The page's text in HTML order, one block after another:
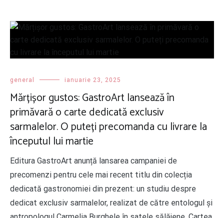
general ianuarie 23, 2025
Mărțișor gustos: GastroArt lansează în
primăvară o carte dedicată exclusiv
sarmalelor. O puteți precomanda cu livrare la
începutul lui martie
Editura GastroArt anunță lansarea campaniei de
precomenzi pentru cele mai recent titlu din colecția
dedicată gastronomiei din prezent: un studiu despre
dedicat exclusiv sarmalelor, realizat de către entologul și